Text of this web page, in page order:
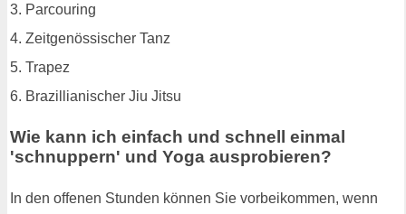
3. Parcouring
4. Zeitgenössischer Tanz
5. Trapez
6. Brazillianischer Jiu Jitsu
Wie kann ich einfach und schnell einmal
'schnuppern' und Yoga ausprobieren?
In den offenen Stunden können Sie vorbeikommen, wenn